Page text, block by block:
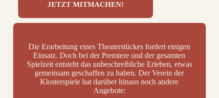
JETZT MITMACHEN!
Die Erarbeitung eines Theaterstückes fordert einigen
Einsatz. Doch bei der Premiere und der gesamten
Spielzeit entsteht das unbeschreibliche Erleben, etwas
gemeinsam geschaffen zu haben. Der Verein der
Klosterspiele hat darüber hinaus noch andere
Angebote: